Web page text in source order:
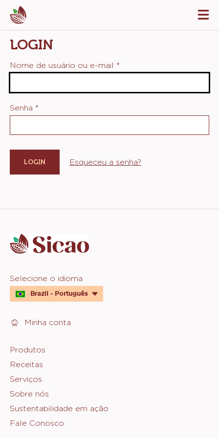
Skip
to
main
content
LOGIN
Nome de usuário ou e-mail *
Senha *
Esqueceu a senha?
info
Website
quick
links
Selecione o idioma
Brazil - Português
Minha conta
Footer
Sicao
Produtos
Receitas
Serviços
Sobre nós
Sustentabilidade em ação
Fale Conosco